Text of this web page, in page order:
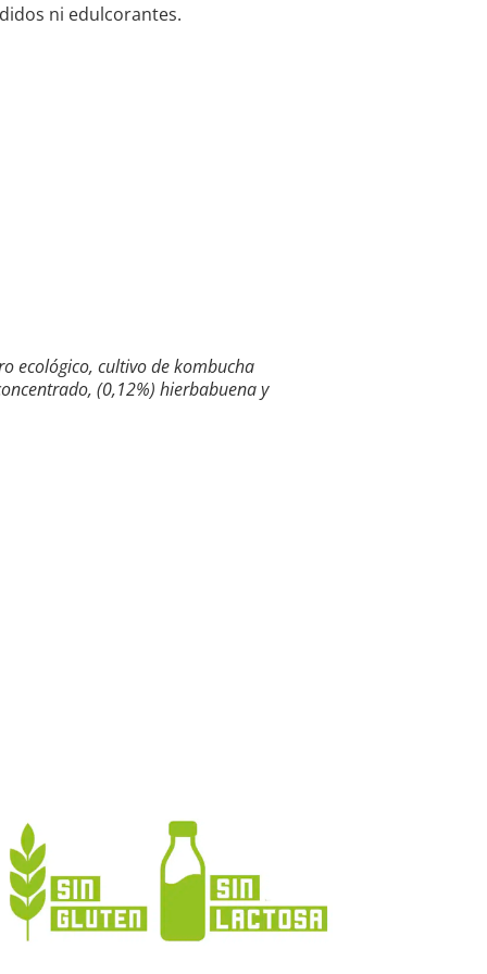
ni edulcorantes.
ecológico, cultivo de kombucha
(0,12%) hierbabuena y